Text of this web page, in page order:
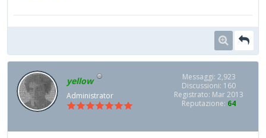
yellow
Administrator
Messaggi: 2,923
Discussioni: 160
Registrato: Mar 2013
Reputazione: 64